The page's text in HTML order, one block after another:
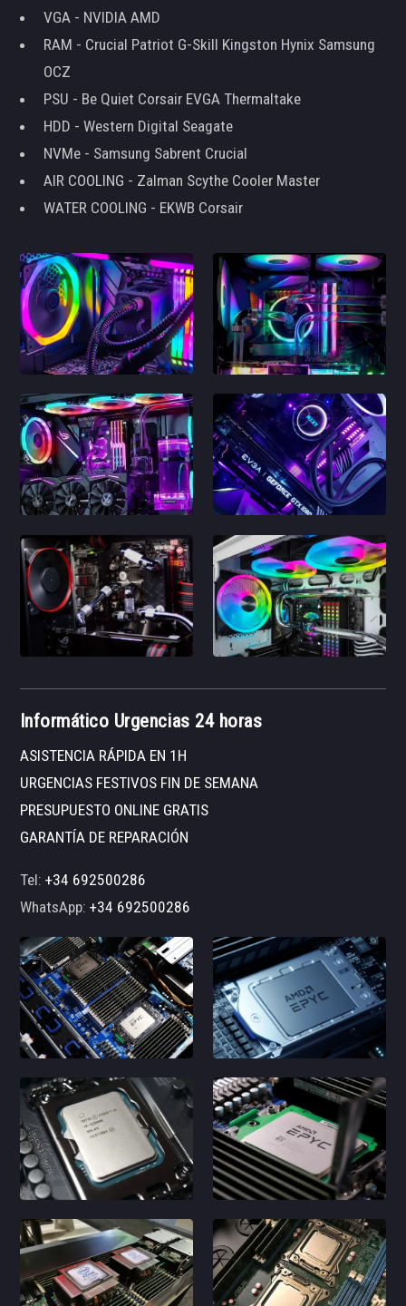
VGA - NVIDIA AMD
RAM - Crucial Patriot G-Skill Kingston Hynix Samsung
OCZ
PSU - Be Quiet Corsair EVGA Thermaltake
HDD - Western Digital Seagate
NVMe - Samsung Sabrent Crucial
AIR COOLING - Zalman Scythe Cooler Master
WATER COOLING - EKWB Corsair
Informático Urgencias 24 horas
ASISTENCIA RÁPIDA EN 1H
URGENCIAS FESTIVOS FIN DE SEMANA
PRESUPUESTO ONLINE GRATIS
GARANTÍA DE REPARACIÓN
Tel:+34 692500286
WhatsApp:+34 692500286